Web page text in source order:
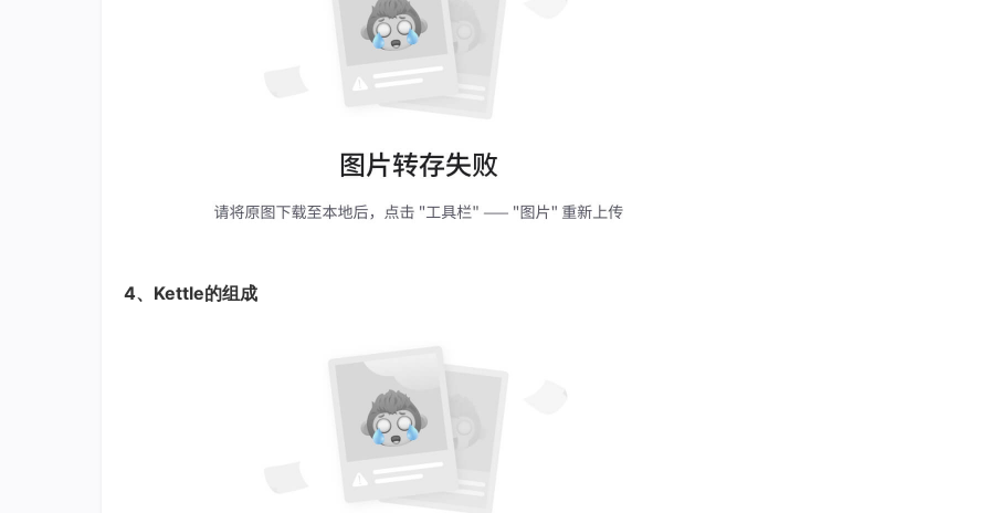
4、Kettle的组成